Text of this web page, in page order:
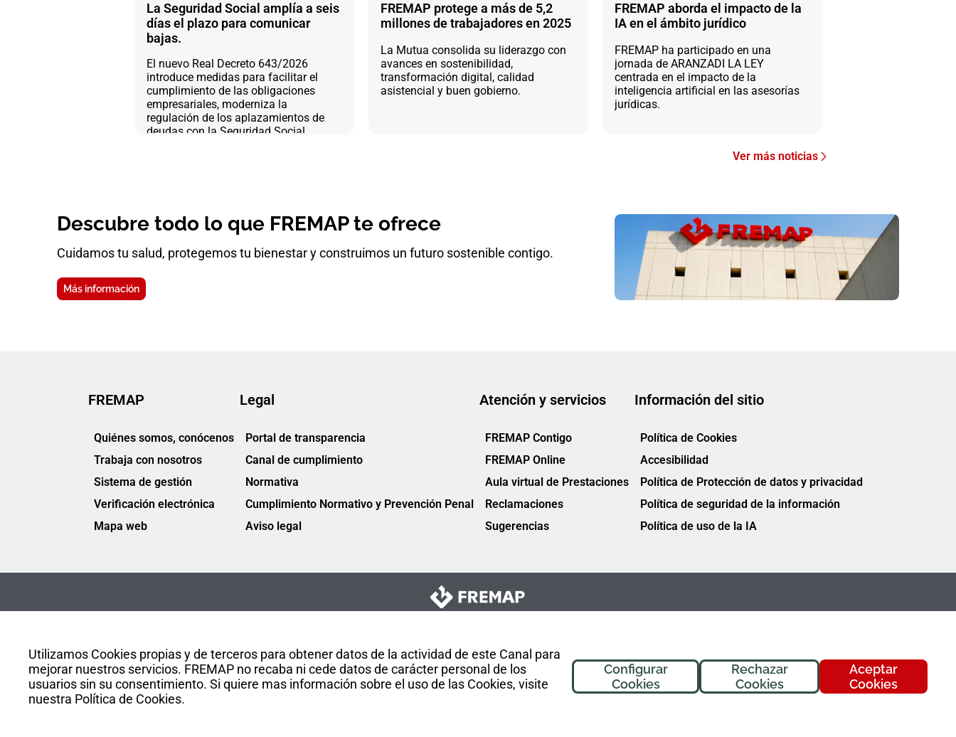
Utilizamos Cookies propias y de terceros para obtener datos de la actividad de este Canal para
mejorar nuestros servicios. FREMAP no recaba ni cede datos de carácter personal de los
usuarios sin su consentimiento. Si quiere mas información sobre el uso de las Cookies, visite
nuestra Política de Cookies.
Aceptar
Cookies
Rechazar
Cookies
Configurar
Cookies
La Seguridad Social amplía a seis
días el plazo para comunicar
bajas.
El nuevo Real Decreto 643/2026
introduce medidas para facilitar el
cumplimiento de las obligaciones
empresariales, moderniza la
regulación de los aplazamientos de
deudas con la Seguridad Social
FREMAP protege a más de 5,2
millones de trabajadores en 2025
La Mutua consolida su liderazgo con
avances en sostenibilidad,
transformación digital, calidad
asistencial y buen gobierno.
FREMAP aborda el impacto de la
IA en el ámbito jurídico
FREMAP ha participado en una
jornada de ARANZADI LA LEY
centrada en el impacto de la
inteligencia artificial en las asesorías
jurídicas.
Ver más noticias
Descubre todo lo que FREMAP te ofrece
Cuidamos tu salud, protegemos tu bienestar y construimos un futuro sostenible contigo.
Más información
¡Hola! Soy
, tu asistente de
FREMAP. ¿En qué puedo ayudarte
hoy?
FREMAP
Quiénes somos, conócenos
Trabaja con nosotros
Sistema de gestión
Verificación electrónica
Mapa web
Legal
Portal de transparencia
Canal de cumplimiento
Normativa
Cumplimiento Normativo y Prevención Penal
Aviso legal
Atención y servicios
FREMAP Contigo
FREMAP Online
Aula virtual de Prestaciones
Reclamaciones
Sugerencias
Información del sitio
Política de Cookies
Accesibilidad
Política de Protección de datos y privacidad
Política de seguridad de la información
Política de uso de la IA